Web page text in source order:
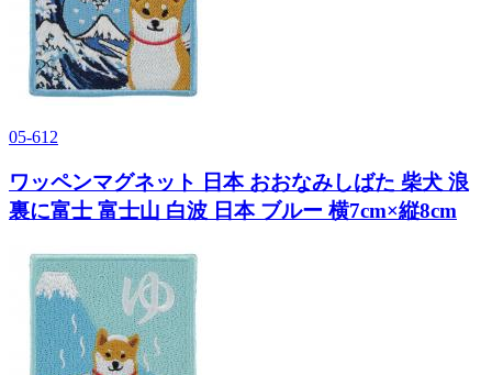
05-612
ワッペンマグネット 日本 おおなみしばた 柴犬 浪
裏に富士 富士山 白波 日本 ブルー 横7cm×縦8cm